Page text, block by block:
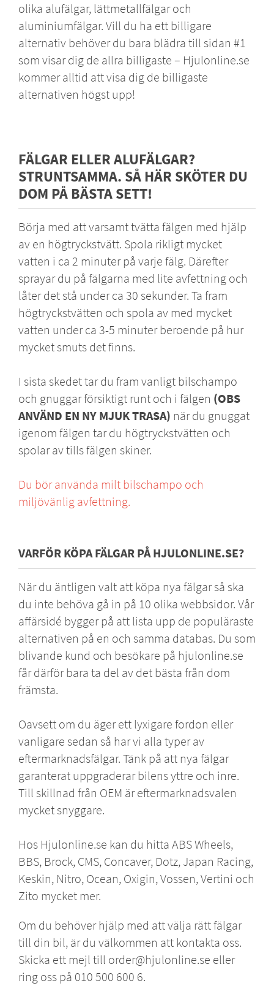
olika alufälgar, lättmetallfälgar och
aluminiumfälgar. Vill du ha ett billigare
alternativ behöver du bara blädra till sidan #1
som visar dig de allra billigaste – Hjulonline.se
kommer alltid att visa dig de billigaste
alternativen högst upp!
FÄLGAR ELLER ALUFÄLGAR?
STRUNTSAMMA. SÅ HÄR SKÖTER DU
DOM PÅ BÄSTA SETT!
Börja med att varsamt tvätta fälgen med hjälp
av en högtryckstvätt. Spola rikligt mycket
vatten i ca 2 minuter på varje fälg. Därefter
sprayar du på fälgarna med lite avfettning och
låter det stå under ca 30 sekunder. Ta fram
högtryckstvätten och spola av med mycket
vatten under ca 3-5 minuter beroende på hur
mycket smuts det finns.
I sista skedet tar du fram vanligt bilschampo
och gnuggar försiktigt runt och i fälgen (OBS
ANVÄND EN NY MJUK TRASA) när du gnuggat
igenom fälgen tar du högtryckstvätten och
spolar av tills fälgen skiner.
Du bör använda milt bilschampo och
miljövänlig avfettning.
VARFÖR KÖPA FÄLGAR PÅ HJULONLINE.SE?
När du äntligen valt att köpa nya fälgar så ska
du inte behöva gå in på 10 olika webbsidor. Vår
affärsidé bygger på att lista upp de populäraste
alternativen på en och samma databas. Du som
blivande kund och besökare på hjulonline.se
får därför bara ta del av det bästa från dom
främsta.
Oavsett om du äger ett lyxigare fordon eller
vanligare sedan så har vi alla typer av
eftermarknadsfälgar. Tänk på att nya fälgar
garanterat uppgraderar bilens yttre och inre.
Till skillnad från OEM är eftermarknadsvalen
mycket snyggare.
Hos Hjulonline.se kan du hitta ABS Wheels,
BBS, Brock, CMS, Concaver, Dotz, Japan Racing,
Keskin, Nitro, Ocean, Oxigin,Vossen,Vertini och
Zito mycket mer.
Om du behöver hjälp med att välja rätt fälgar
till din bil, är du välkommen att kontakta oss.
Skicka ett mejl till order@hjulonline.se eller
ring oss på 010 500 600 6.